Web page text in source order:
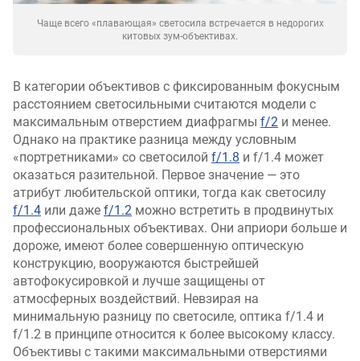
Чаще всего «плавающая» светосила встречается в недорогих
китовых зум-объективах.
В категории объективов с фиксированным фокусным
расстоянием светосильными считаются модели с
максимальным отверстием диафрагмы f/2 и менее.
Однако на практике разница между условным
«портретниками» со светосилой f/1.8 и f/1.4 может
оказаться разительной. Первое значение — это
атрибут любительской оптики, тогда как светосилу
f/1.4 или даже f/1.2 можно встретить в продвинутых
профессиональных объективах. Они априори больше и
дороже, имеют более совершенную оптическую
конструкцию, вооружаются быстрейшей
автофокусировкой и лучше защищены от
атмосферных воздействий. Невзирая на
минимальную разницу по светосиле, оптика f/1.4 и
f/1.2 в принципе относится к более высокому классу.
Объективы с такими максимальными отверстиями